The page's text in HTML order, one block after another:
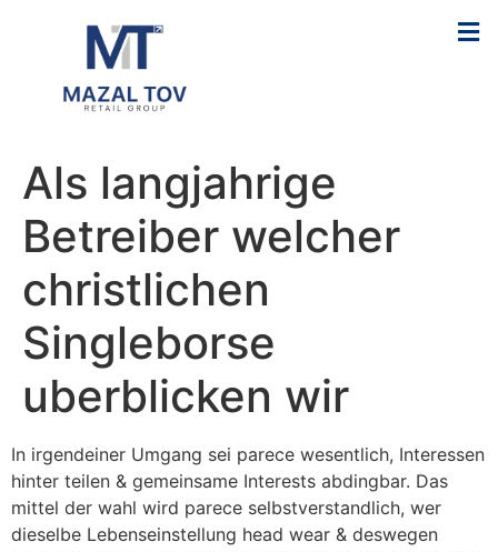
Als langjahrige
Betreiber welcher
christlichen
Singleborse
uberblicken wir
In irgendeiner Umgang sei parece wesentlich, Interessen
hinter teilen & gemeinsame Interests abdingbar. Das
mittel der wahl wird parece selbstverstandlich, wer
dieselbe Lebenseinstellung head wear & deswegen